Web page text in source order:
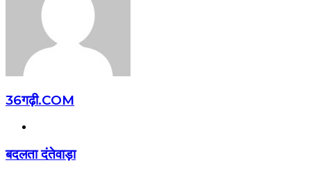
36गढ़ी.COM
बदलता दंतेवाड़ा